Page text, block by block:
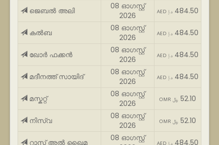
ജെബൽ അലി
08 ഓഗസ്റ്റ്
2026
AED د.إ 484.50
കൽബ
08 ഓഗസ്റ്റ്
2026
AED د.إ 484.50
ഖോർ ഫക്കൻ
08 ഓഗസ്റ്റ്
2026
AED د.إ 484.50
മദീനത്ത് സായിദ്
08 ഓഗസ്റ്റ്
2026
AED د.إ 484.50
മസ്കറ്റ്
08 ഓഗസ്റ്റ്
2026
OMR ﷼ 52.10
നിസ്വ
08 ഓഗസ്റ്റ്
2026
OMR ﷼ 52.10
റാസ് അൽ ഖൈമ
08 ഓഗസ്റ്റ്
AED د.إ 484.50